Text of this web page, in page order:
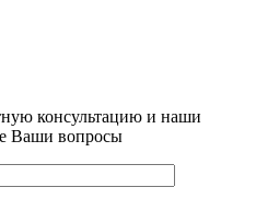
консультацию и наши
Ваши вопросы